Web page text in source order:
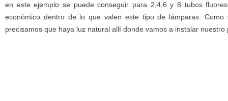
en este ejemplo se puede conseguir para 2,4,6 y 8 tubos
económico dentro de lo que valen este tipo de lámparas.
precisamos que haya luz natural allí donde vamos a instalar